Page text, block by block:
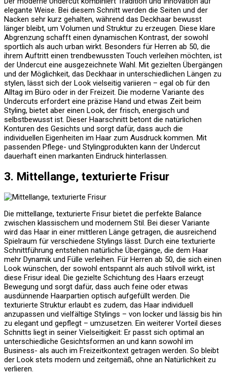
elegante Weise. Bei diesem Schnitt werden die Seiten und der
Nacken sehr kurz gehalten, während das Deckhaar bewusst
länger bleibt, um Volumen und Struktur zu erzeugen. Diese klare
Abgrenzung schafft einen dynamischen Kontrast, der sowohl
sportlich als auch urban wirkt. Besonders für Herren ab 50, die
ihrem Auftritt einen trendbewussten Touch verleihen möchten, ist
der Undercut eine ausgezeichnete Wahl. Mit gezielten Übergängen
und der Möglichkeit, das Deckhaar in unterschiedlichen Längen zu
stylen, lässt sich der Look vielseitig variieren – egal ob für den
Alltag im Büro oder in der Freizeit. Die moderne Variante des
Undercuts erfordert eine präzise Hand und etwas Zeit beim
Styling, bietet aber einen Look, der frisch, energisch und
selbstbewusst ist. Dieser Haarschnitt betont die natürlichen
Konturen des Gesichts und sorgt dafür, dass auch die
individuellen Eigenheiten im Haar zum Ausdruck kommen. Mit
passenden Pflege- und Stylingprodukten kann der Undercut
dauerhaft einen markanten Eindruck hinterlassen.
3. Mittellange, texturierte Frisur
Die mittellange, texturierte Frisur bietet die perfekte Balance
zwischen klassischem und modernem Stil. Bei dieser Variante
wird das Haar in einer mittleren Länge getragen, die ausreichend
Spielraum für verschiedene Stylings lässt. Durch eine texturierte
Schnittführung entstehen natürliche Übergänge, die dem Haar
mehr Dynamik und Fülle verleihen. Für Herren ab 50, die sich einen
Look wünschen, der sowohl entspannt als auch stilvoll wirkt, ist
diese Frisur ideal. Die gezielte Schichtung des Haars erzeugt
Bewegung und sorgt dafür, dass auch feine oder etwas
ausdünnende Haarpartien optisch aufgefüllt werden. Die
texturierte Struktur erlaubt es zudem, das Haar individuell
anzupassen und vielfältige Stylings – von locker und lässig bis hin
zu elegant und gepflegt – umzusetzen. Ein weiterer Vorteil dieses
Schnitts liegt in seiner Vielseitigkeit: Er passt sich optimal an
unterschiedliche Gesichtsformen an und kann sowohl im
Business- als auch im Freizeitkontext getragen werden. So bleibt
der Look stets modern und zeitgemäß, ohne an Natürlichkeit zu
verlieren.